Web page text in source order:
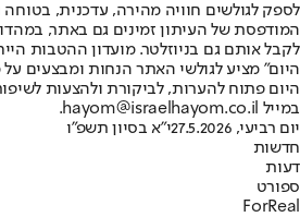
לספק לגולשים חוויה מהירה, עדכנית, בטוחה
המודפסת של העיתון זמינים גם באתר,
לקבל אותם גם בניוזלטר. מועדון ההטבות
היום" מציע לגולשי האתר הנחות ומבצעים על
היום פתוח להערות, לביקורת ולהצעות
במייל hayom@israelhayom.co.il.
יום רביעי, 27.5.2026
י"א בסיון תשפ"ו
חדשות
דעות
ספורט
ForReal